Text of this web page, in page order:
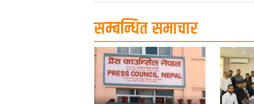
सम्बन्धित समाचार